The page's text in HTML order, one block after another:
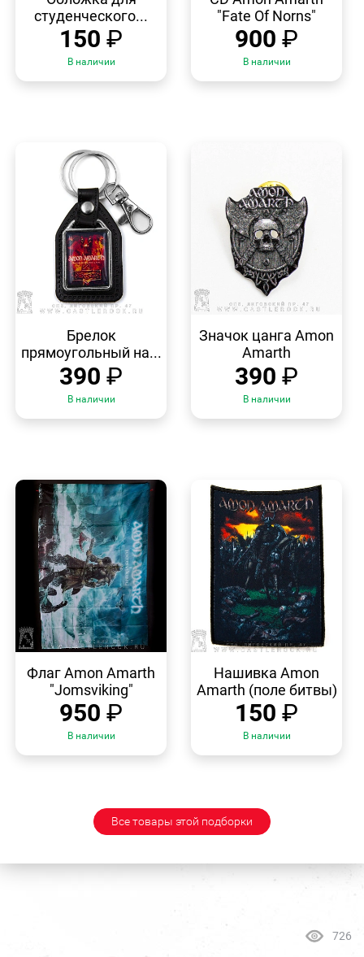
студенческого...
150 ₽
В наличии
"Fate Of Norns"
900 ₽
В наличии
ПРОСМОТР
Брелок
прямоугольный на...
390 ₽
В наличии
ПРОСМОТР
Значок цанга Amon
Amarth
390 ₽
В наличии
ПРОСМОТР
Флаг Amon Amarth
"Jomsviking"
950 ₽
В наличии
ПРОСМОТР
Нашивка Amon
Amarth (поле битвы)
150 ₽
В наличии
Все товары этой подборки
726